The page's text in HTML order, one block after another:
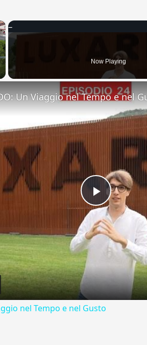
Now Playing
Play
Video
Un Viaggio nel Tempo e nel
nel Tempo e nel Gusto